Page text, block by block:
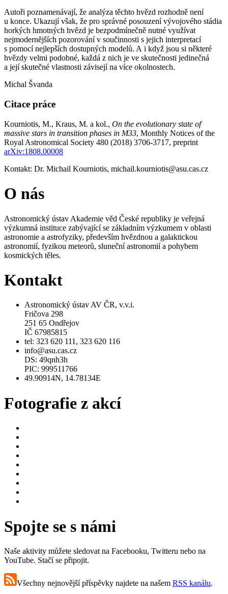
Autoři poznamenávají, že analýza těchto hvězd rozhodně není
u konce. Ukazují však, že pro správné posouzení vývojového stádia
horkých hmotných hvězd je bezpodmínečně nutné využívat
nejmodernějších pozorování v součinnosti s jejich interpretací
s pomocí nejlepších dostupných modelů. A i když jsou si některé
hvězdy velmi podobné, každá z nich je ve skutečnosti jedinečná
a její skutečné vlastnosti závisejí na více okolnostech.
Michal Švanda
Citace práce
Kourniotis, M., Kraus, M. a kol., On the evolutionary state of
massive stars in transition phases in M33, Monthly Notices of the
Royal Astronomical Society 480 (2018) 3706-3717, preprint
arXiv:1808.00008
Kontakt: Dr. Michail Kourniotis, michail.kourniotis@asu.cas.cz
O nás
Astronomický ústav Akademie věd České republiky je veřejná
výzkumná instituce zabývající se základním výzkumem v oblasti
astronomie a astrofyziky, především hvězdnou a galaktickou
astronomií, fyzikou meteorů, sluneční astronomií a pohybem
kosmických těles.
Kontakt
Astronomický ústav AV ČR, v.v.i.
Fričova 298
251 65 Ondřejov
IČ 67985815
tel: 323 620 111, 323 620 116
info@asu.cas.cz
DS: 49qnh3h
PIC: 999511766
49.90914N, 14.78134E
Fotografie z akcí
Spojte se s námi
Naše aktivity můžete sledovat na Facebooku, Twitteru nebo na
YouTube. Stačí se připojit.
Všechny nejnovější příspěvky najdete na našem RSS kanálu.